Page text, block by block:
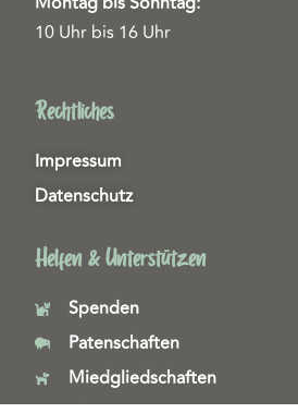
10 Uhr bis 16 Uhr
Rechtliches
Impressum
Datenschutz
Helfen & Unterstützen
Spenden
Patenschaften
Miedgliedschaften